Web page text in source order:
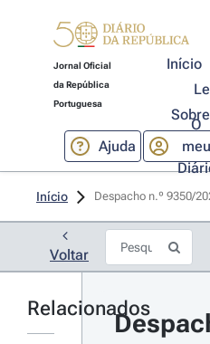
Jornal Oficial
da República
Portuguesa
Início
Ajuda
O
meu
Início Despacho n.º 9350/
Voltar
Relacionados